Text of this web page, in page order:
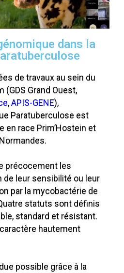
dans la
de travaux au sein du
(GDS Grand Ouest,
,APIS-GENE),
Paratuberculose est
en race Prim’Hostein et
précocement les
leur sensibilité ou leur
par la mycobactérie de
statuts sont définis
standard et résistant.
caractère hautement
possible grâce à la